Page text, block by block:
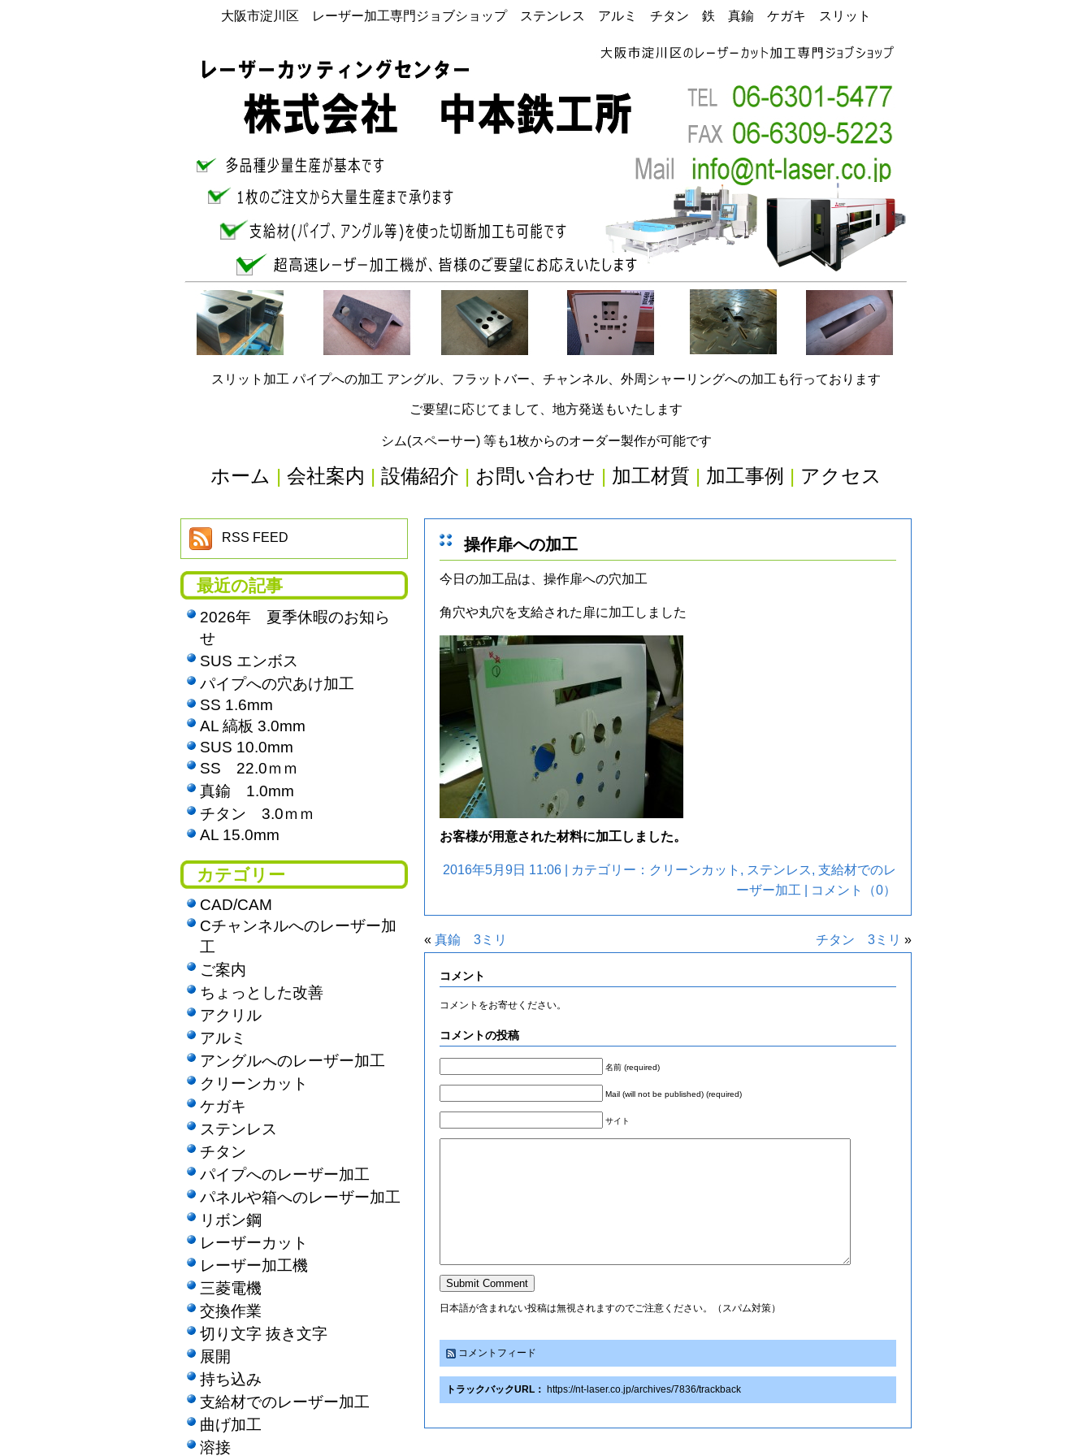
大阪市淀川区 レーザー加工専門ジョブショップ ステンレス アルミ チタン 鉄 真鍮 ケガキ スリット
スリット加工 パイプへの加工 アングル、フラットバー、チャンネル、外周シャーリングへの加工も行っております
ご要望に応じてまして、地方発送もいたします
シム(スペーサー) 等も1枚からのオーダー製作が可能です
ホーム | 会社案内 | 設備紹介 | お問い合わせ | 加工材質 | 加工事例 | アクセス
操作扉への加工
今日の加工品は、操作扉への穴加工
角穴や丸穴を支給された扉に加工しました
お客様が用意された材料に加工しました。
2016年5月9日 11:06 | カテゴリー： クリーンカット , ステンレス, 支給材でのレ
ーザー加工
コメント（0）
« 真鍮 3ミリ チタン 3ミリ »
コメント
コメントをお寄せください。
コメントの投稿
名前 (required)
Mail (will not be published) (required)
サイト
日本語が含まれない投稿は無視されますのでご注意ください。（スパム対策）
コメントフィード
トラックバックURL： https://nt-laser.co.jp/archives/7836/trackback
RSS FEED
最近の記事
2026年 夏季休暇のお知ら
せ
SUS エンボス
パイプへの穴あけ加工
SS 1.6mm
AL 縞板 3.0mm
SUS 10.0mm
SS 22.0ｍｍ
真鍮 1.0mm
チタン 3.0ｍｍ
AL 15.0mm
カテゴリー
CAD/CAM
Cチャンネルへのレーザー加
工
ご案内
ちょっとした改善
アクリル
アルミ
アングルへのレーザー加工
クリーンカット
ケガキ
ステンレス
チタン
パイプへのレーザー加工
パネルや箱へのレーザー加工
リボン鋼
レーザーカット
レーザー加工機
三菱電機
交換作業
切り文字 抜き文字
展開
持ち込み
支給材でのレーザー加工
曲げ加工
溶接